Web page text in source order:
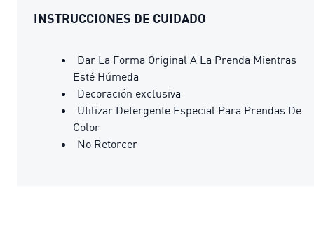
INSTRUCCIONES DE CUIDADO
Dar La Forma Original A La Prenda Mientras
Esté Húmeda
Decoración exclusiva
Utilizar Detergente Especial Para Prendas De
Color
No Retorcer